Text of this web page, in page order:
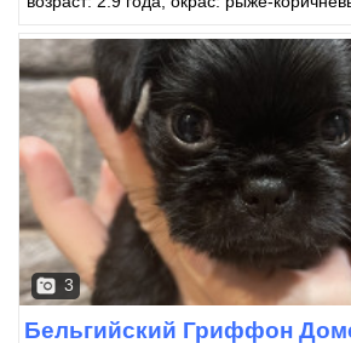
3
Бельгийский Гриффон